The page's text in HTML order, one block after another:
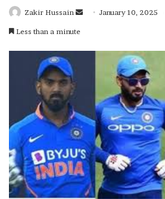
Zakir Hussain
m
a
l
January 10, 2025
Less than a minute